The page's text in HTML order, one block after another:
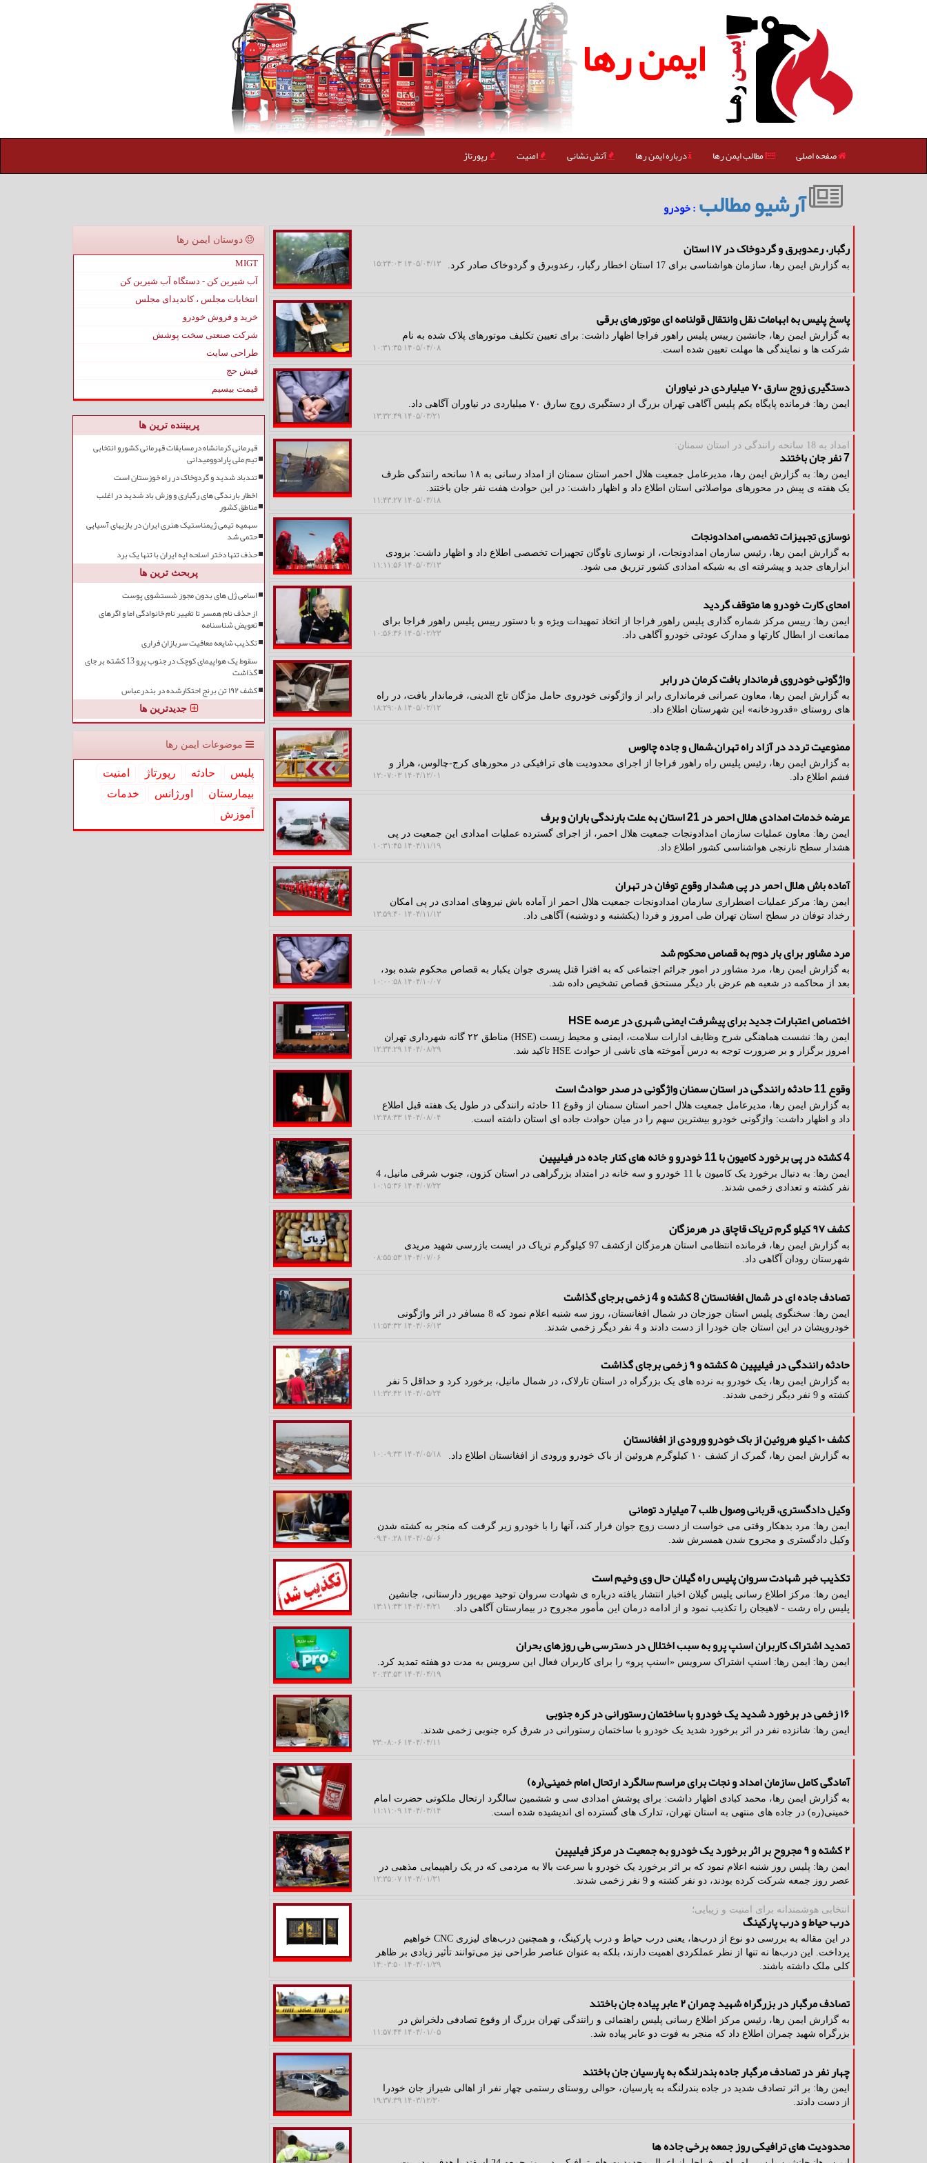
ایمن رها
صفحه اصلی مطالب ایمن رها درباره ایمن رها آتش نشانی امنیت رپورتاژ
آرشیو مطالب: خودرو
رگبار، رعدوبرق و گردوخاک در ۱۷ استان
به گزارش ایمن رها، سازمان هواشناسی برای 17 استان اخطار رگبار، رعدوبرق و گردوخاک صادر کرد. ۱۴۰۵/۰۴/۱۳ ۱۵:۲۴:۰۳
پاسخ پلیس به ابهامات نقل وانتقال قولنامه ای موتورهای برقی
به گزارش ایمن رها، جانشین رییس پلیس راهور فراجا اظهار داشت: برای تعیین تکلیف موتورهای پلاک شده به نام
شرکت ها و نمایندگی ها مهلت تعیین شده است.
۱۴۰۵/۰۴/۰۸ ۱۰:۳۱:۳۵
دستگیری زوج سارق ۷۰ میلیاردی در نیاوران
ایمن رها: فرمانده پایگاه یکم پلیس آگاهی تهران بزرگ از دستگیری زوج سارق ۷۰ میلیاردی در نیاوران آگاهی داد.
۱۴۰۵/۰۳/۲۱ ۱۳:۳۲:۴۹
امداد به 18 سانحه رانندگی در استان سمنان:
7 نفر جان باختند
ایمن رها: به گزارش ایمن رها، مدیرعامل جمعیت هلال احمر استان سمنان از امداد رسانی به ۱۸ سانحه رانندگی ظرف
یک هفته ی پیش در محورهای مواصلاتی استان اطلاع داد و اظهار داشت: در این حوادث هفت نفر جان باختند.
۱۴۰۵/۰۳/۱۸ ۱۱:۴۳:۲۷
نوسازی تجهیزات تخصصی امدادونجات
به گزارش ایمن رها، رئیس سازمان امدادونجات، از نوسازی ناوگان تجهیزات تخصصی اطلاع داد و اظهار داشت: بزودی
ابزارهای جدید و پیشرفته ای به شبکه امدادی کشور تزریق می شود.
۱۴۰۵/۰۳/۱۳ ۱۱:۱۱:۵۶
امحای کارت خودرو ها متوقف گردید
ایمن رها: رییس مرکز شماره گذاری پلیس راهور فراجا از اتخاذ تمهیدات ویژه و با دستور رییس پلیس راهور فراجا برای
ممانعت از ابطال کارتها و مدارک عودتی خودرو آگاهی داد.
۱۴۰۵/۰۲/۲۳ ۱۰:۵۶:۳۶
واژگونی خودروی فرماندار بافت کرمان در رابر
به گزارش ایمن رها، معاون عمرانی فرمانداری رابر از واژگونی خودروی حامل مژگان تاج الدینی، فرماندار بافت، در راه
های روستای «قدرودخانه» این شهرستان اطلاع داد.
۱۴۰۵/۰۲/۱۲ ۱۸:۲۹:۰۸
ممنوعیت تردد در آزاد راه تهران–شمال و جاده چالوس
به گزارش ایمن رها، رئیس پلیس راه راهور فراجا از اجرای محدودیت های ترافیکی در محورهای کرج-چالوس، هراز و
فشم اطلاع داد.
۱۴۰۴/۱۲/۰۱ ۱۲:۰۷:۰۳
عرضه خدمات امدادی هلال احمر در 21 استان به علت بارندگی باران و برف
ایمن رها: معاون عملیات سازمان امدادونجات جمعیت هلال احمر، از اجرای گسترده عملیات امدادی این جمعیت در پی
هشدار سطح نارنجی هواشناسی کشور اطلاع داد.
۱۴۰۴/۱۱/۱۹ ۱۰:۳۱:۴۵
آماده باش هلال احمر در پی هشدار وقوع توفان در تهران
ایمن رها: مرکز عملیات اضطراری سازمان امدادونجات جمعیت هلال احمر از آماده باش نیروهای امدادی در پی امکان
رخداد توفان در سطح استان تهران طی امروز و فردا (یکشنبه و دوشنبه) آگاهی داد.
۱۴۰۴/۱۱/۱۳ ۱۳:۵۹:۴۰
مرد مشاور برای بار دوم به قصاص محکوم شد
به گزارش ایمن رها، مرد مشاور در امور جرائم اجتماعی که به افترا قتل پسری جوان یکبار به قصاص محکوم شده بود،
بعد از محاکمه در شعبه هم عرض بار دیگر مستحق قصاص تشخیص داده شد.
۱۴۰۴/۱۰/۰۷ ۱۰:۰۰:۵۸
اختصاص اعتبارات جدید برای پیشرفت ایمنی شهری در عرصه HSE
ایمن رها: نشست هماهنگی شرح وظایف ادارات سلامت، ایمنی و محیط زیست (HSE) مناطق ۲۲ گانه شهرداری تهران
امروز برگزار و بر ضرورت توجه به درس آموخته های ناشی از حوادث HSE تاکید شد.
۱۴۰۴/۰۸/۲۹ ۱۲:۳۴:۲۹
وقوع 11 حادثه رانندگی در استان سمنان واژگونی در صدر حوادث است
به گزارش ایمن رها، مدیرعامل جمعیت هلال احمر استان سمنان از وقوع 11 حادثه رانندگی در طول یک هفته قبل اطلاع
داد و اظهار داشت: واژگونی خودرو بیشترین سهم را در میان حوادث جاده ای استان داشته است.
۱۴۰۴/۰۸/۰۴ ۱۲:۴۸:۳۳
4 کشته در پی برخورد کامیون با 11 خودرو و خانه های کنار جاده در فیلیپین
ایمن رها: به دنبال برخورد یک کامیون با 11 خودرو و سه خانه در امتداد بزرگراهی در استان کزون، جنوب شرقی مانیل، 4
نفر کشته و تعدادی زخمی شدند.
۱۴۰۴/۰۷/۲۲ ۱۰:۱۵:۳۶
کشف ۹۷ کیلو گرم تریاک قاچاق در هرمزگان
به گزارش ایمن رها، فرمانده انتظامی استان هرمزگان ازکشف 97 کیلوگرم تریاک در ایست بازرسی شهید مریدی
شهرستان رودان آگاهی داد.
۱۴۰۴/۰۷/۰۶ ۰۸:۵۵:۵۳
تصادف جاده ای در شمال افغانستان 8 کشته و 4 زخمی برجای گذاشت
ایمن رها: سخنگوی پلیس استان جوزجان در شمال افغانستان، روز سه شنبه اعلام نمود که 8 مسافر در اثر واژگونی
خودرویشان در این استان جان خودرا از دست دادند و 4 نفر دیگر زخمی شدند.
۱۴۰۴/۰۶/۱۳ ۱۱:۵۴:۳۲
حادثه رانندگی در فیلیپین ۵ کشته و ۹ زخمی برجای گذاشت
به گزارش ایمن رها، یک خودرو به نرده های یک بزرگراه در استان تارلاک، در شمال مانیل، برخورد کرد و حداقل 5 نفر
کشته و 9 نفر دیگر زخمی شدند.
۱۴۰۴/۰۵/۲۴ ۱۱:۳۲:۴۲
کشف ۱۰ کیلو هروئین از باک خودرو ورودی از افغانستان
به گزارش ایمن رها، گمرک از کشف ۱۰ کیلوگرم هروئین از باک خودرو ورودی از افغانستان اطلاع داد. ۱۴۰۴/۰۵/۱۸ ۱۰:۰۹:۳۳
وکیل دادگستری، قربانی وصول طلب 7 میلیارد تومانی
ایمن رها: مرد بدهکار وقتی می خواست از دست زوج جوان فرار کند، آنها را با خودرو زیر گرفت که منجر به کشته شدن
وکیل دادگستری و مجروح شدن همسرش شد.
۱۴۰۴/۰۵/۰۶ ۰۹:۴۰:۲۸
تکذیب خبر شهادت سروان پلیس راه گیلان حال وی وخیم است
ایمن رها: مرکز اطلاع رسانی پلیس گیلان اخبار انتشار یافته درباره ی شهادت سروان توحید مهرپور دارستانی، جانشین
پلیس راه رشت - لاهیجان را تکذیب نمود و از ادامه درمان این مأمور مجروح در بیمارستان آگاهی داد.
۱۴۰۴/۰۴/۲۱ ۱۳:۱۱:۳۳
تمدید اشتراک کاربران اسنپ پرو به سبب اختلال در دسترسی طی روزهای بحران
ایمن رها: ایمن رها: اسنپ اشتراک سرویس «اسنپ پرو» را برای کاربران فعال این سرویس به مدت دو هفته تمدید کرد.
۱۴۰۴/۰۴/۱۹ ۲۰:۴۳:۵۳
۱۶ زخمی در برخورد شدید یک خودرو با ساختمان رستورانی در کره جنوبی
ایمن رها: شانزده نفر در اثر برخورد شدید یک خودرو با ساختمان رستورانی در شرق کره جنوبی زخمی شدند.
۱۴۰۴/۰۴/۱۱ ۲۳:۰۸:۰۶
آمادگی کامل سازمان امداد و نجات برای مراسم سالگرد ارتحال امام خمینی(ره)
به گزارش ایمن رها، محمد کبادی اظهار داشت: برای پوشش امدادی سی و ششمین سالگرد ارتحال ملکوتی حضرت امام
خمینی(ره) در جاده های منتهی به استان تهران، تدارک های گسترده ای اندیشیده شده است.
۱۴۰۴/۰۳/۱۴ ۱۱:۱۱:۰۹
۲ کشته و ۹ مجروح بر اثر برخورد یک خودرو به جمعیت در مرکز فیلیپین
ایمن رها: پلیس روز شنبه اعلام نمود که بر اثر برخورد یک خودرو با سرعت بالا به مردمی که در یک راهپیمایی مذهبی در
عصر روز جمعه شرکت کرده بودند، دو نفر کشته و 9 نفر زخمی شدند.
۱۴۰۴/۰۱/۳۱ ۱۲:۳۵:۰۷
انتخابی هوشمندانه برای امنیت و زیبایی؛
درب حیاط و درب پارکینگ
در این مقاله به بررسی دو نوع از درب‌ها، یعنی درب حیاط و درب پارکینگ، و همچنین درب‌های لیزری CNC خواهیم
پرداخت. این درب‌ها نه تنها از نظر عملکردی اهمیت دارند، بلکه به عنوان عناصر طراحی نیز می‌توانند تأثیر زیادی بر ظاهر
کلی ملک داشته باشند.
۱۴۰۴/۰۱/۲۹ ۱۴:۰۳:۵۰
تصادف مرگبار در بزرگراه شهید چمران ۲ عابر پیاده جان باختند
به گزارش ایمن رها، رئیس مرکز اطلاع رسانی پلیس راهنمائی و رانندگی تهران بزرگ از وقوع تصادفی دلخراش در
بزرگراه شهید چمران اطلاع داد که منجر به فوت دو عابر پیاده شد.
۱۴۰۴/۰۱/۰۵ ۱۱:۵۷:۴۴
چهار نفر در تصادف مرگبار جاده بندرلنگه به پارسیان جان باختند
ایمن رها: بر اثر تصادف شدید در جاده بندرلنگه به پارسیان، حوالی روستای رستمی چهار نفر از اهالی شیراز جان خودرا
از دست دادند.
۱۴۰۳/۱۲/۳۰ ۱۹:۳۷:۳۹
محدودیت های ترافیکی روز جمعه برخی جاده ها
دوستان ایمن رها
MIGT
آب شیرین کن - دستگاه آب شیرین کن
انتخابات مجلس ، کاندیدای مجلس
خرید و فروش خودرو
شرکت صنعتی سخت پوشش
طراحی سایت
فیش حج
قیمت بیسیم
پربیننده ترین ها
قهرمانی کرمانشاه درمسابقات قهرمانی کشورو انتخابی
تیم ملی پارادوومیدانی
تندباد شدید و گردوخاک در راه خوزستان است
اخطار بارندگی های رگباری و وزش باد شدید در اغلب
مناطق کشور
سهمیه تیمی ژیمناستیک هنری ایران در بازیهای آسیایی
حتمی شد
حذف تنها دختر اسلحه اپه ایران با تنها یک برد
پربحث ترین ها
اسامی ژل های بدون مجوز شستشوی پوست
از حذف نام همسر تا تغییر نام خانوادگی اما و اگرهای
تعویض شناسنامه
تکذیب شایعه معافیت سربازان فراری
سقوط یک هواپیمای کوچک در جنوب پرو 13 کشته بر جای
گذاشت
کشف ۱۹۲ تن برنج احتکارشده در بندرعباس
جدیدترین ها
موضوعات ایمن رها
پلیس حادثه رپورتاژ
امنیت
بیمارستان
اورژانس
خدمات
آموزش